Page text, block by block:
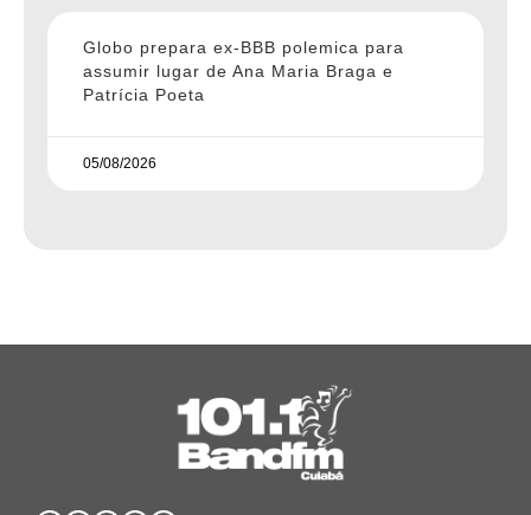
Globo prepara ex-BBB polemica para
assumir lugar de Ana Maria Braga e
Patrícia Poeta
05/08/2026